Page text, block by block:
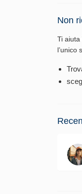
Non
Ti aiuta
l’unico